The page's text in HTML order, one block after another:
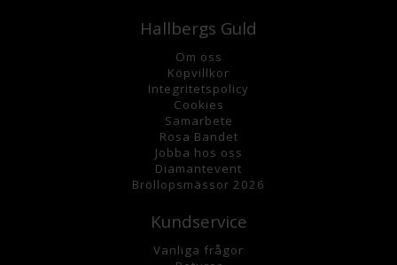
Hallbergs Guld
Om oss
Köpvillkor
Integritetspolicy
Cookies
Samarbete
Rosa Bandet
Jobba hos oss
Diamantevent
Bröllopsmässor 2026
Kundservice
Vanliga frågor